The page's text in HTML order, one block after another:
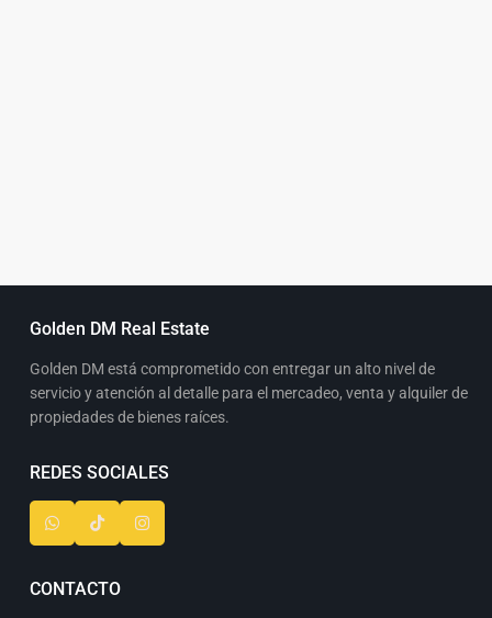
Golden DM Real Estate
Golden DM está comprometido con entregar un alto nivel de
servicio y atención al detalle para el mercadeo, venta y alquiler de
propiedades de bienes raíces.
REDES SOCIALES
CONTACTO